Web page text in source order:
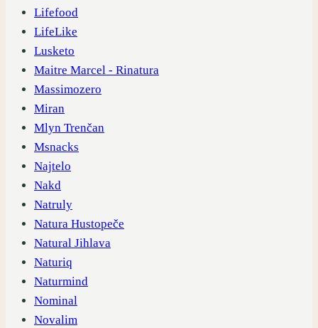
Lifefood
LifeLike
Lusketo
Maitre Marcel - Rinatura
Massimozero
Miran
Mlyn Trenčan
Msnacks
Najtelo
Nakd
Natruly
Natura Hustopeče
Natural Jihlava
Naturiq
Naturmind
Nominal
Novalim